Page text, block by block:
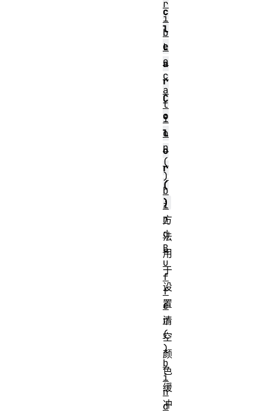
c
l
e
a
r
C
o
l
o
r
(
)
方
法
用
于
设
置
清
空
颜
色
缓
冲
r
i
b
L
o
c
a
t
i
o
n
(
)
b
i
n
d
B
u
f
f
e
r
(
)
b
i
n
d